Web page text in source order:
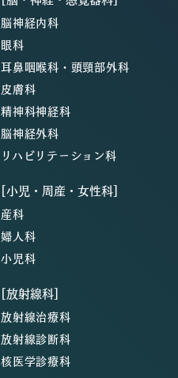
脳神経内科
眼科
耳鼻咽喉科・頭頸部外科
皮膚科
精神科神経科
脳神経外科
リハビリテーション科
[小児・周産・女性科]
産科
婦人科
小児科
[放射線科]
放射線治療科
放射線診断科
核医学診療科